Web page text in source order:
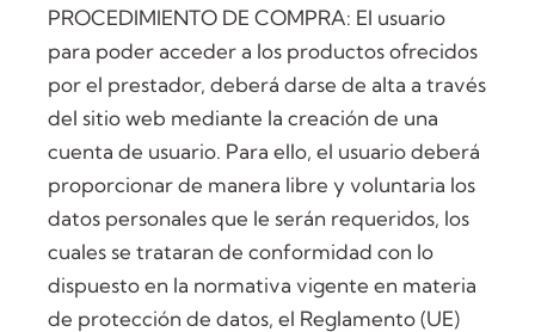
PROCEDIMIENTO DE COMPRA: El usuario
para poder acceder a los productos ofrecidos
por el prestador, deberá darse de alta a través
del sitio web mediante la creación de una
cuenta de usuario. Para ello, el usuario deberá
proporcionar de manera libre y voluntaria los
datos personales que le serán requeridos, los
cuales se trataran de conformidad con lo
dispuesto en la normativa vigente en materia
de protección de datos, el Reglamento (UE)